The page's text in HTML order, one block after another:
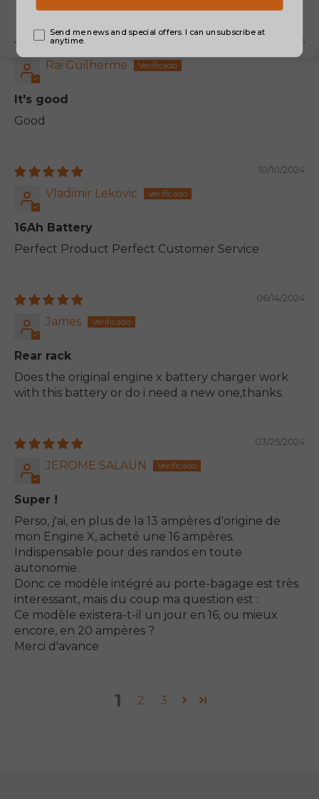
03/10/2025
Rai Guilherme
It's good
Good
10/10/2024
Vladimir Lekovic
16Ah Battery
Perfect Product Perfect Customer Service
06/14/2024
James
Rear rack
Does the original engine x battery charger work
with this battery or do i need a new one,thanks.
03/25/2024
JEROME SALAUN
Super !
Perso, j'ai, en plus de la 13 ampères d'origine de
mon Engine X, acheté une 16 ampères.
Indispensable pour des randos en toute
autonomie.
Donc ce modèle intégré au porte-bagage est très
interessant, mais du coup ma question est :
Ce modèle existera-t-il un jour en 16, ou mieux
encore, en 20 ampères ?
Merci d'avance
1 2 3